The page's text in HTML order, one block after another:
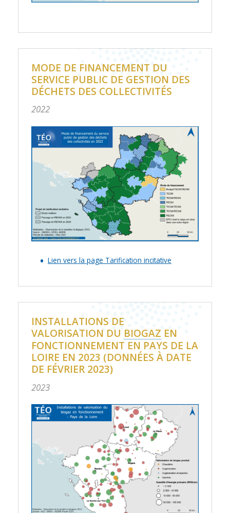
MODE DE FINANCEMENT DU
SERVICE PUBLIC DE GESTION DES
DÉCHETS DES COLLECTIVITÉS
2022
Lien vers la page Tarification incitative
INSTALLATIONS DE
VALORISATION DU BIOGAZ EN
FONCTIONNEMENT EN PAYS DE LA
LOIRE EN 2023 (DONNÉES À DATE
DE FÉVRIER 2023)
2023